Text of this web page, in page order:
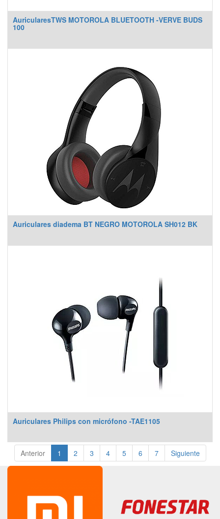
AuricularesTWS MOTOROLA BLUETOOTH -VERVE BUDS
100
Auriculares diadema BT NEGRO MOTOROLA SH012 BK
Auriculares Philips con micrófono -TAE1105
Anterior 1 2 3 4 5 6 7 Siguiente